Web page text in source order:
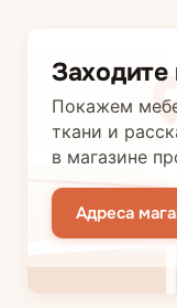
Заходите
Покажем
ткани и
в магазине
Адреса